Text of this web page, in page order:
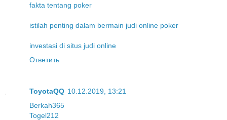
fakta tentang poker
istilah penting dalam bermain judi online poker
investasi di situs judi online
Ответить
ToyotaQQ 10.12.2019, 13:21
Berkah365
Togel212